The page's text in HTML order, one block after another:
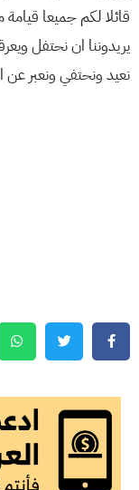
قائلا لكم جميعا
يريدوننا ان نحتفل
نعيد ونحتفي ونعبر عن